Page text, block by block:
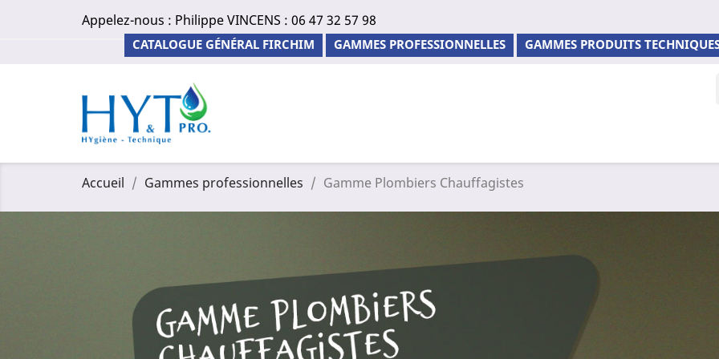
Appelez-nous : Philippe VINCENS : 06 47 32 57 98
CATALOGUE GÉNÉRAL FIRCHIM GAMMES PROFESSIONNELLES GAMMES PRODUITS
Accueil Gammes professionnelles Gamme Plombiers Chauffagistes